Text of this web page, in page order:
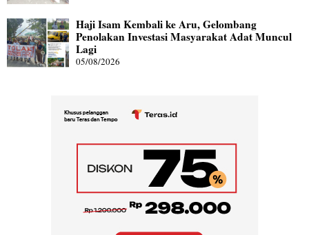
Haji Isam Kembali ke Aru, Gelombang
Penolakan Investasi Masyarakat Adat Muncul
Lagi
05/08/2026